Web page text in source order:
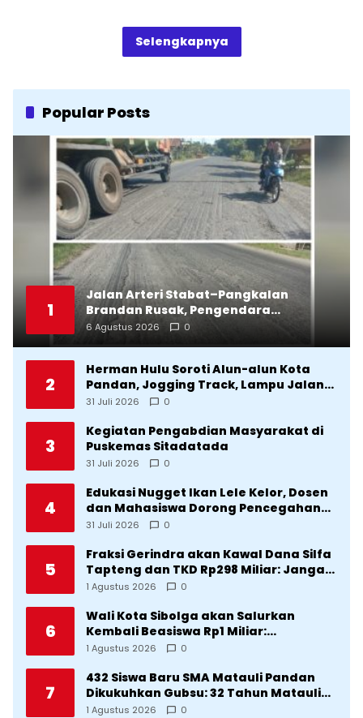
Selengkapnya
Popular Posts
1
Jalan Arteri Stabat–Pangkalan
Brandan Rusak, Pengendara
Terancam Celaka
6 Agustus 2026 0
2
Herman Hulu Soroti Alun-alun Kota
Pandan, Jogging Track, Lampu Jalan
Lingkar Kota yang Tak Terurus
31 Juli 2026 0
3
Kegiatan Pengabdian Masyarakat di
Puskemas Sitadatada
31 Juli 2026 0
4
Edukasi Nugget Ikan Lele Kelor, Dosen
dan Mahasiswa Dorong Pencegahan
Stunting di Desa Silangkitang
31 Juli 2026 0
5
Fraksi Gerindra akan Kawal Dana Silfa
Tapteng dan TKD Rp298 Miliar: Jangan
Sampai Pekerjaan Pusat dan Provinsi
1 Agustus 2026 0
6
Wali Kota Sibolga akan Salurkan
Kembali Beasiswa Rp1 Miliar:
Diproritaskan Mahasiswa Korban
1 Agustus 2026 0
7
432 Siswa Baru SMA Matauli Pandan
Dikukuhkan Gubsu: 32 Tahun Matauli
Cetak SDM Unggul
1 Agustus 2026 0